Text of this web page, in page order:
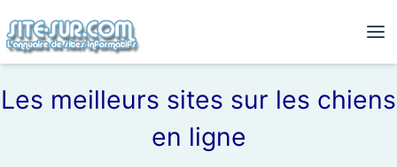
Les meilleurs sites sur les chiens
en ligne